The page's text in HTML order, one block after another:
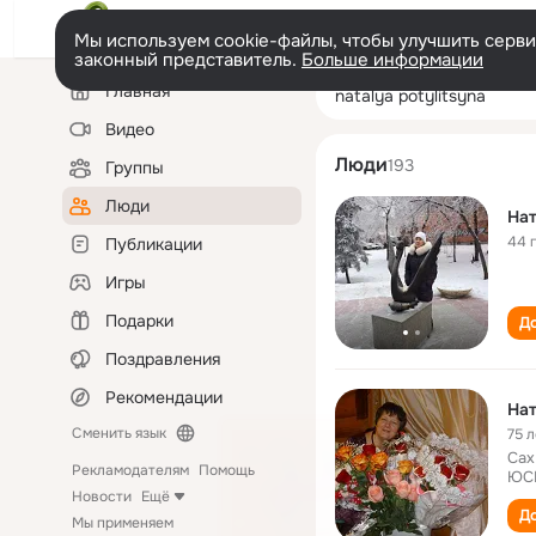
Мы используем cookie-файлы, чтобы улучшить
законный представитель. Больше информации
Левая
колонкаГлавная
Видео
Группы
Люди
Публикации
Игры
Подарки
Поздравления
Рекомендации
Сменить язык
Рекламодателям Помощь
Новости Ещё
Мы применяем
natalya
Люди193
44
75